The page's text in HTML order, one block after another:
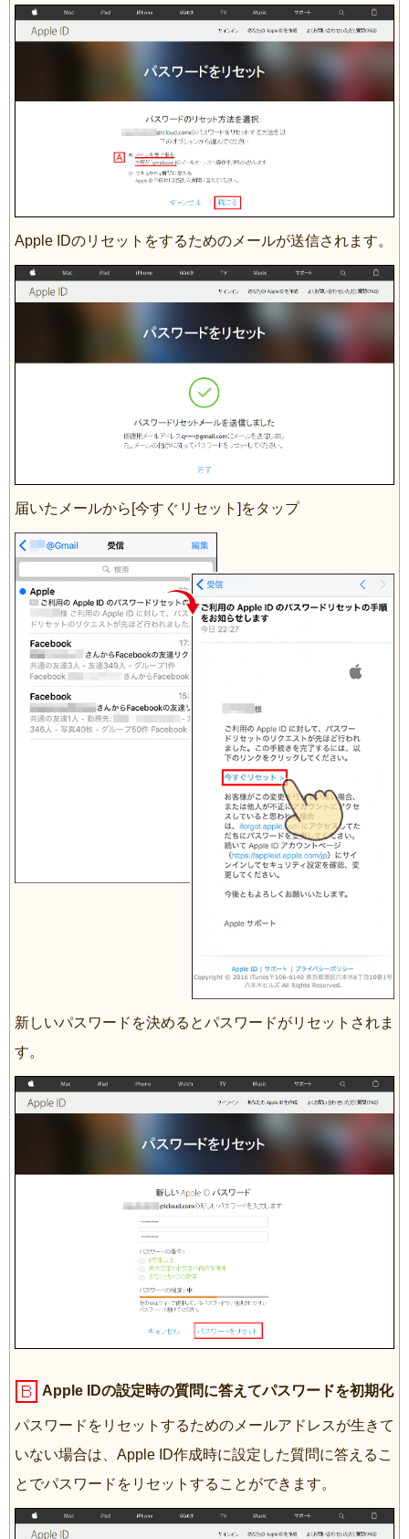
Apple IDのリセットをするためのメールが送信されます。
届いたメールから[今すぐリセット]をタップ
新しいパスワードを決めるとパスワードがリセットされま
す。
Apple IDの設定時の質問に答えてパスワードを初期化
パスワードをリセットするためのメールアドレスが生きて
いない場合は、Apple ID作成時に設定した質問に答えるこ
とでパスワードをリセットすることができます。